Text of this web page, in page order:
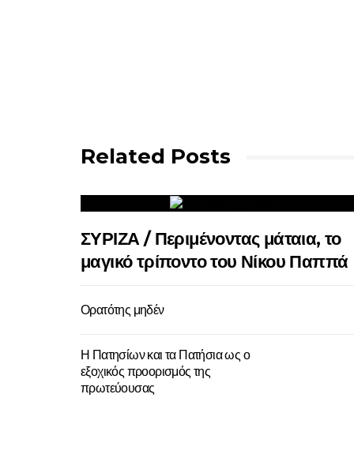
Related Posts
ΣΥΡΙΖΑ / Περιμένοντας μάταια, το
μαγικό τρίποντο του Νίκου Παππά
Ορατότης μηδέν
Η Πατησίων και τα Πατήσια ως ο
εξοχικός προορισμός της
πρωτεύουσας